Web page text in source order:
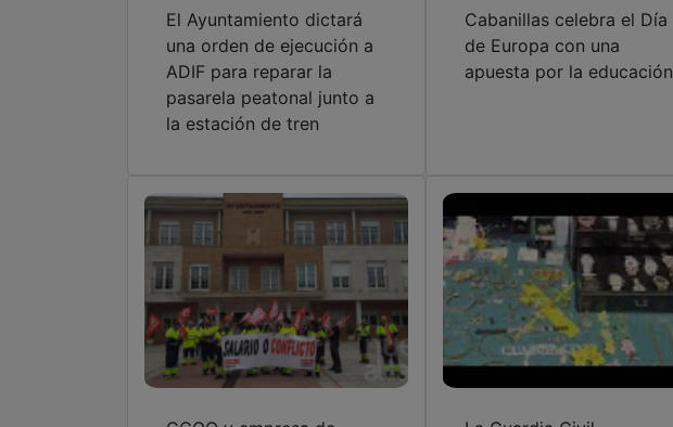
El Ayuntamiento dictará
una orden de ejecución a
ADIF para reparar la
pasarela peatonal junto a
la estación de tren
Cabanillas celebra el Día
de Europa con una
apuesta por la educación